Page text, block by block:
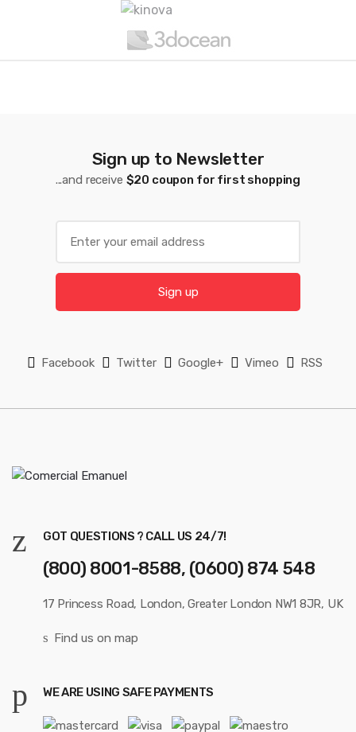
Sign up to Newsletter
...and receive $20 coupon for first shopping
a
l
Sign up
Facebook Twitter Google+ Vimeo RSS
GOT QUESTIONS ? CALL US 24/7!
(800) 8001-8588, (0600) 874 548
17 Princess Road, London, Greater London NW1 8JR, UK
Find us on map
WE ARE USING SAFE PAYMENTS